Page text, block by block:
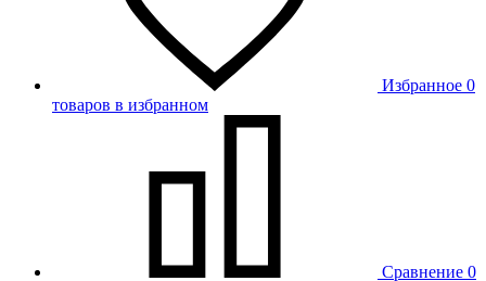
Избранное 0
товаров в избранном
Сравнение 0